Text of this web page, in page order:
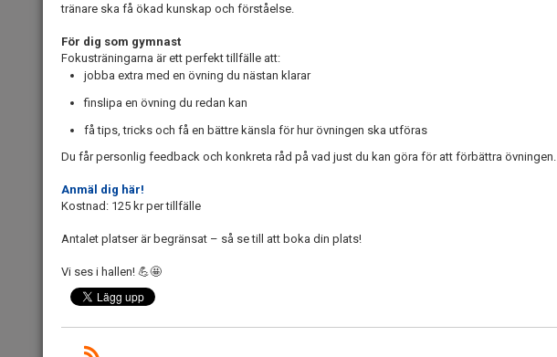
tränare ska få ökad kunskap och förståelse.
För dig som gymnast
Fokusträningarna är ett perfekt tillfälle att:
jobba extra med en övning du nästan klarar
finslipa en övning du redan kan
få tips, tricks och få en bättre känsla för hur övningen ska utföras
Du får personlig feedback och konkreta råd på vad just du kan göra för att förbättra övningen.
Anmäl dig här!
Kostnad: 125 kr per tillfälle
Antalet platser är begränsat – så se till att boka din plats!
Vi ses i hallen! 💪🤩